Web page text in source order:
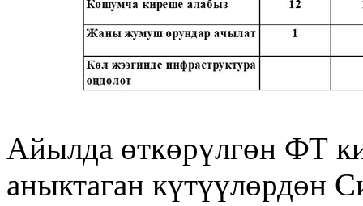
Айылда өткөрүлгөн ФТ
аныктаган күтүүлөрдөн